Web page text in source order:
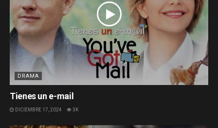
DRAMA
Tienes un e-mail
DICIEMBRE 17, 2024 3K